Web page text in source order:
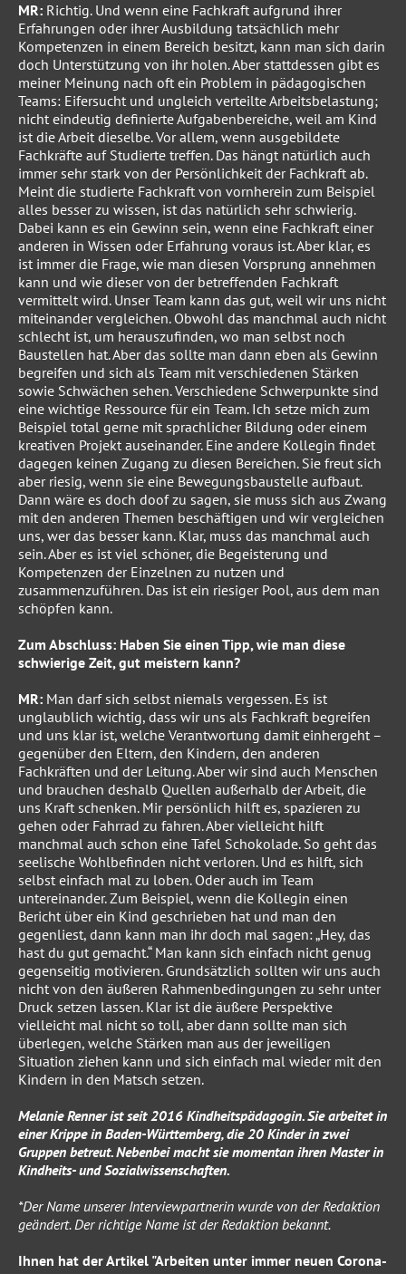
MR: Richtig. Und wenn eine Fachkraft aufgrund ihrer
Erfahrungen oder ihrer Ausbildung tatsächlich mehr
Kompetenzen in einem Bereich besitzt, kann man sich darin
doch Unterstützung von ihr holen. Aber stattdessen gibt es
meiner Meinung nach oft ein Problem in pädagogischen
Teams: Eifersucht und ungleich verteilte Arbeitsbelastung;
nicht eindeutig definierte Aufgabenbereiche, weil am Kind
ist die Arbeit dieselbe. Vor allem, wenn ausgebildete
Fachkräfte auf Studierte treffen. Das hängt natürlich auch
immer sehr stark von der Persönlichkeit der Fachkraft ab.
Meint die studierte Fachkraft von vornherein zum Beispiel
alles besser zu wissen, ist das natürlich sehr schwierig.
Dabei kann es ein Gewinn sein, wenn eine Fachkraft einer
anderen in Wissen oder Erfahrung voraus ist. Aber klar, es
ist immer die Frage, wie man diesen Vorsprung annehmen
kann und wie dieser von der betreffenden Fachkraft
vermittelt wird. Unser Team kann das gut, weil wir uns nicht
miteinander vergleichen. Obwohl das manchmal auch nicht
schlecht ist, um herauszufinden, wo man selbst noch
Baustellen hat. Aber das sollte man dann eben als Gewinn
begreifen und sich als Team mit verschiedenen Stärken
sowie Schwächen sehen. Verschiedene Schwerpunkte sind
eine wichtige Ressource für ein Team. Ich setze mich zum
Beispiel total gerne mit sprachlicher Bildung oder einem
kreativen Projekt auseinander. Eine andere Kollegin findet
dagegen keinen Zugang zu diesen Bereichen. Sie freut sich
aber riesig, wenn sie eine Bewegungsbaustelle aufbaut.
Dann wäre es doch doof zu sagen, sie muss sich aus Zwang
mit den anderen Themen beschäftigen und wir vergleichen
uns, wer das besser kann. Klar, muss das manchmal auch
sein. Aber es ist viel schöner, die Begeisterung und
Kompetenzen der Einzelnen zu nutzen und
zusammenzuführen. Das ist ein riesiger Pool, aus dem man
schöpfen kann.
Zum Abschluss: Haben Sie einen Tipp, wie man diese
schwierige Zeit, gut meistern kann?
MR: Man darf sich selbst niemals vergessen. Es ist
unglaublich wichtig, dass wir uns als Fachkraft begreifen
und uns klar ist, welche Verantwortung damit einhergeht –
gegenüber den Eltern, den Kindern, den anderen
Fachkräften und der Leitung. Aber wir sind auch Menschen
und brauchen deshalb Quellen außerhalb der Arbeit, die
uns Kraft schenken. Mir persönlich hilft es, spazieren zu
gehen oder Fahrrad zu fahren. Aber vielleicht hilft
manchmal auch schon eine Tafel Schokolade. So geht das
seelische Wohlbefinden nicht verloren. Und es hilft, sich
selbst einfach mal zu loben. Oder auch im Team
untereinander. Zum Beispiel, wenn die Kollegin einen
Bericht über ein Kind geschrieben hat und man den
gegenliest, dann kann man ihr doch mal sagen: „Hey, das
hast du gut gemacht.“ Man kann sich einfach nicht genug
gegenseitig motivieren. Grundsätzlich sollten wir uns auch
nicht von den äußeren Rahmenbedingungen zu sehr unter
Druck setzen lassen. Klar ist die äußere Perspektive
vielleicht mal nicht so toll, aber dann sollte man sich
überlegen, welche Stärken man aus der jeweiligen
Situation ziehen kann und sich einfach mal wieder mit den
Kindern in den Matsch setzen.
Melanie Renner ist seit 2016 Kindheitspädagogin. Sie arbeitet in
einer Krippe in Baden-Württemberg, die 20 Kinder in zwei
Gruppen betreut. Nebenbei macht sie momentan ihren Master in
Kindheits- und Sozialwissenschaften.
*Der Name unserer Interviewpartnerin wurde von der Redaktion
geändert. Der richtige Name ist der Redaktion bekannt.
Ihnen hat der Artikel "Arbeiten unter immer neuen Corona-